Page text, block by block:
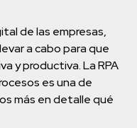
de las empresas,
a cabo para que
y productiva. La RPA
es una de
más en detalle qué